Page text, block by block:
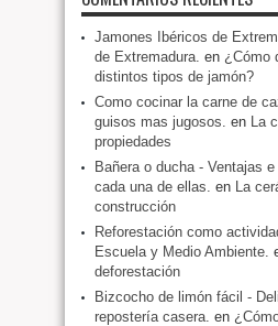
Jamones Ibéricos de
de Extremadura. en ¿Cómo
distintos tipos de jamón?
Como cocinar la carne de
guisos mas jugosos. en La
propiedades
Bañera o ducha - Ventajas
cada una de ellas. en La
construcción
Reforestación como
Escuela y Medio Ambiente.
deforestación
Bizcocho de limón fácil -
repostería casera. en